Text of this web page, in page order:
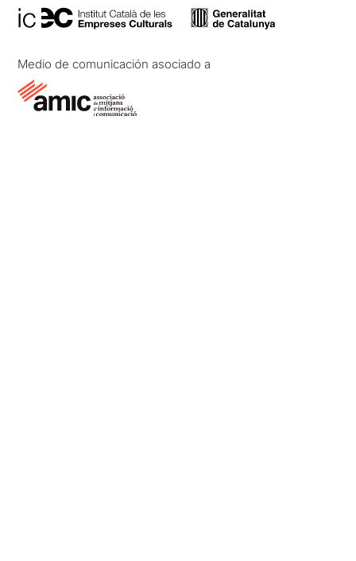
Medio de comunicación asociado a